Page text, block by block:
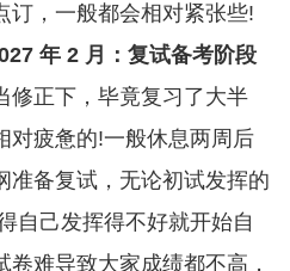
订，一般都会相对紧张些!
年 2 月：复试备考阶段
修正下，毕竟复习了大半
对疲惫的!一般休息两周后
准备复试，无论初试发挥的
自己发挥得不好就开始自
难导致大家成绩都不高，